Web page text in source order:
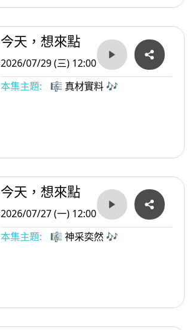
今天，想來點
2026/07/29 (三) 12:00
本集主題:
🎼 真材實料 🎶
今天，想來點
2026/07/27 (一) 12:00
本集主題:
🎼 神采奕然 🎶